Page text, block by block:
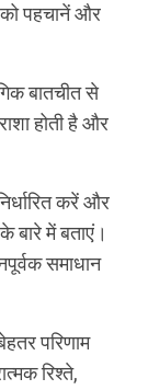
पहचानें और
बातचीत से
होती है और
करें और
बारे में बताएं।
समाधान
परिणाम
रिश्ते,